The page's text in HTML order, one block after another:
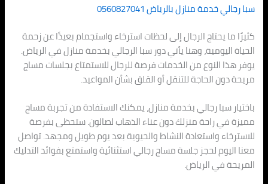
سبا رجالي خدمة منازل بالرياض 0560827041
كثيرًا ما يحتاج الرجال إلى لحظات استرخاء واستجمام بعيدًا عن زحمة
الحياة اليومية، وهنا يأتي دور سبا الرجالي بخدمة منازل في الرياض.
يوفر هذا النوع من الخدمات فرصة للرجال للاستمتاع بجلسات مساج
مريحة دون الحاجة للتنقل أو القلق بشأن المواعيد.
باختيار سبا رجالي بخدمة منازل، يمكنك الاستفادة من تجربة مساج
مميزة في راحة منزلك دون عناء الذهاب لصالون. ستحظى بفرصة
للاسترخاء واستعادة النشاط والحيوية بعد يوم طويل ومجهد. تواصل
معنا اليوم لحجز جلسة مساج رجالي استثنائية واستمتع بفوائد التدليك
المريحة في الرياض.